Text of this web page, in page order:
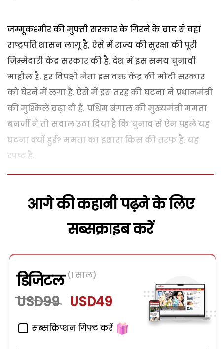
जम्मूकश्मीर की मुफ्ती सरकार के गिरने के बाद से वहां
राष्ट्रपति शासन लागू है, ऐसे में राज्य की सुरक्षा की पूरी
जिम्मेदारी केंद्र सरकार की है. देश में इस समय चुनावी
माहौल है. हर विपक्षी नेता इस वक्त केंद्र की मोदी सरकार
को घेरने में लगा है. ऐसे में इस तरह की घटना ने प्रधानमंत्री
की मुश्किलें बढ़ा दी हैं. पश्चिम बंगाल की मुख्यमंत्री ममता
बनर्जी ने तो सवाल उठा दिया है कि चुनाव से ऐन पहले यह
घटना क्यों हुई? ममता का इशारा किस की तरफ है, यह
स्पष्ट है.
आगे की कहानी पढ़ने के लिए
सब्सक्राइब करें
डिजिटल (1 साल)
USD99 USD49
सब्सक्रिप्शन गिफ्ट करें